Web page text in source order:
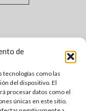
de
tecnologías como las
del dispositivo. El
procesar datos como el
únicas en este sitio.
DE ALTAMIRA
MUNICIPAL